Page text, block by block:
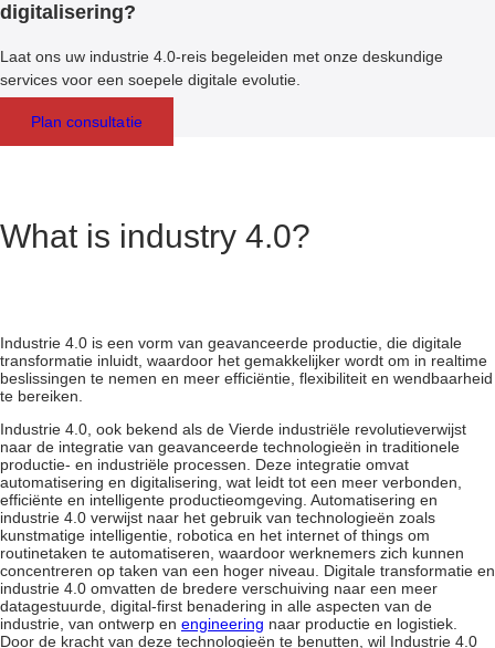
digitalisering?
Laat ons uw industrie 4.0-reis begeleiden met onze deskundige
services voor een soepele digitale evolutie.
Plan consultatie
What is industry 4.0?
Industrie 4.0 is een vorm van geavanceerde productie , die digitale
transformatie inluidt, waardoor het gemakkelijker wordt om in realtime
beslissingen te nemen en meer efficiëntie, flexibiliteit en wendbaarheid
te bereiken.
Industrie 4.0, ook bekend als de Vierde industriële revolutieverwijst
naar de integratie van geavanceerde technologieën in traditionele
productie- en industriële processen. Deze integratie omvat
automatisering en digitalisering, wat leidt tot een meer verbonden,
efficiënte en intelligente productieomgeving. Automatisering en
industrie 4.0 verwijst naar het gebruik van technologieën zoals
kunstmatige intelligentie, robotica en het internet of things om
routinetaken te automatiseren, waardoor werknemers zich kunnen
concentreren op taken van een hoger niveau. Digitale transformatie en
industrie 4.0 omvatten de bredere verschuiving naar een meer
datagestuurde, digital-first benadering in alle aspecten van de
industrie, van ontwerp en engineering naar productie en logistiek.
Door de kracht van deze technologieën te benutten, wil Industrie 4.0